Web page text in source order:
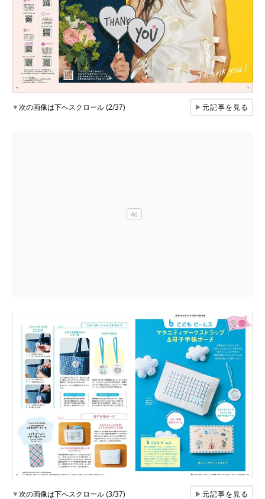
▼次の画像は下へスクロール (2/37) ▶元記事を見る
▼次の画像は下へスクロール (3/37) ▶元記事を見る